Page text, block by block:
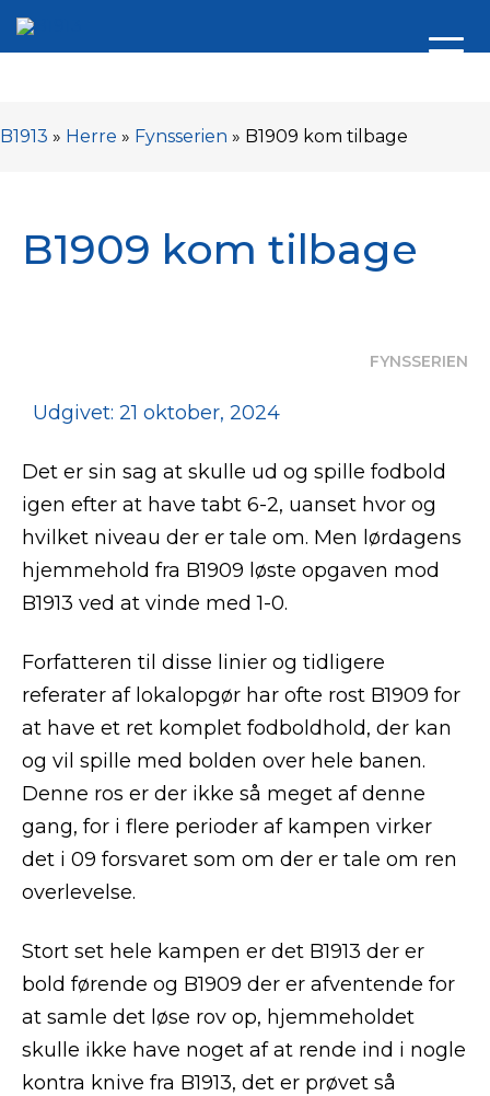
B1913 » Herre » Fynsserien » B1909 kom tilbage
B1909 kom tilbage
FYNSSERIEN
Udgivet: 21 oktober, 2024
Det er sin sag at skulle ud og spille fodbold
igen efter at have tabt 6-2, uanset hvor og
hvilket niveau der er tale om. Men lørdagens
hjemmehold fra B1909 løste opgaven mod
B1913 ved at vinde med 1-0.
Forfatteren til disse linier og tidligere
referater af lokalopgør har ofte rost B1909 for
at have et ret komplet fodboldhold, der kan
og vil spille med bolden over hele banen.
Denne ros er der ikke så meget af denne
gang, for i flere perioder af kampen virker
det i 09 forsvaret som om der er tale om ren
overlevelse.
Stort set hele kampen er det B1913 der er
bold førende og B1909 der er afventende for
at samle det løse rov op, hjemmeholdet
skulle ikke have noget af at rende ind i nogle
kontra knive fra B1913, det er prøvet så